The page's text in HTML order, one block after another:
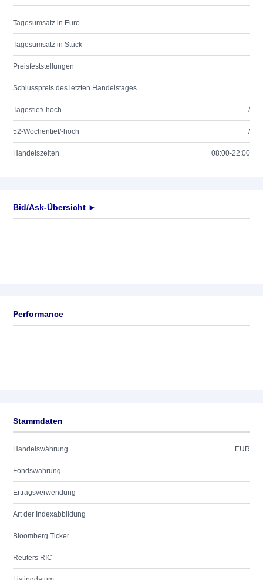
Tagesumsatz in Euro
Tagesumsatz in Stück
Preisfeststellungen
Schlusspreis des letzten Handelstages
Tagestief/-hoch /
52-Wochentief/-hoch /
Handelszeiten 08:00-22:00
Bid/Ask-Übersicht ►
Performance
Stammdaten
Handelswährung EUR
Fondswährung
Ertragsverwendung
Art der Indexabbildung
Bloomberg Ticker
Reuters RIC